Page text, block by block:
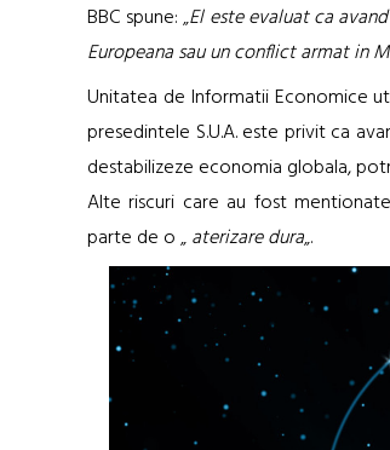
BBC spune: „El este evaluat ca
Europeana sau un conflict armat in
Unitatea de Informatii Economice
presedintele S.U.A. este privit ca
destabilizeze economia globala,
Alte riscuri care au fost
parte de o „aterizare dura„.